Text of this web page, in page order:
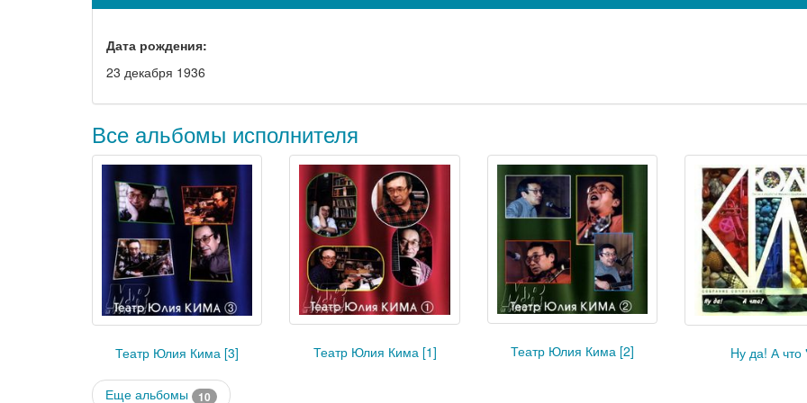
Дата рождения:
23 декабря 1936
Все альбомы исполнителя
Театр Юлия Кима [3] Театр Юлия Кима [1] Театр Юлия Кима [2] Hу да! А что
Еще альбомы 10